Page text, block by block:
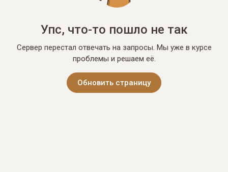
Упс, что-то пошло не так
Сервер перестал отвечать на запросы. Мы уже в курсе
проблемы и решаем её.
Обновить страницу